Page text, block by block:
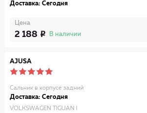
Доставка: Сегодня
Цена
2 188 В наличии
AJUSA
Сальник в корпусе задний
Доставка: Сегодня
VOLKSWAGEN TIGUAN I